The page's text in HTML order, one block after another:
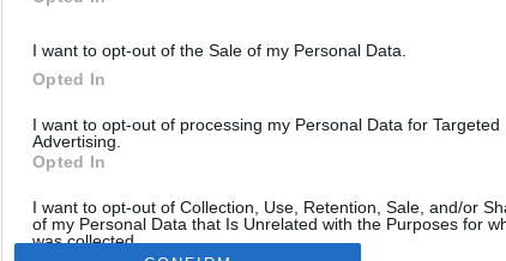
I want to opt-out of the Sale of my Personal Data.
Opted In
I want to opt-out of processing my Personal Data for Targeted
Advertising.
Opted In
I want to opt-out of Collection, Use, Retention, Sale, and/or
of my Personal Data that Is Unrelated with the Purposes for
was collected.